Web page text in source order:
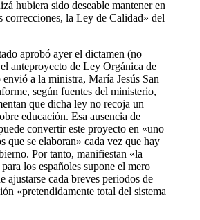
hubiera sido deseable mantener en
correcciones, la Ley de Calidad» del
aprobó ayer el dictamen (no
anteproyecto de Ley Orgánica de
a la ministra, María Jesús San
según fuentes del ministerio,
que dicha ley no recoja un
educación. Esa ausencia de
convertir este proyecto en «uno
que se elaboran» cada vez que hay
Por tanto, manifiestan «la
los españoles supone el mero
ajustarse cada breves periodos de
«pretendidamente total del sistema